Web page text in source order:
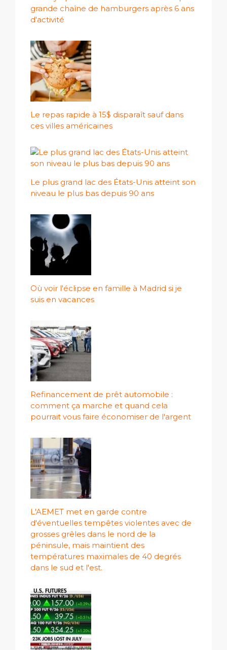
grande chaîne de hamburgers après 6 ans
d'activité
Le repas rapide à 15$ disparaît sauf dans
ces villes américaines
Le plus grand lac des États-Unis atteint son
niveau le plus bas depuis 90 ans
Où voir l'éclipse en famille à Madrid si je
suis en vacances
Refinancement de prêt automobile :
comment ça marche et quand cela
pourrait vous faire économiser de l'argent
L'AEMET met en garde contre
d'éventuelles tempêtes violentes avec de
grosses grêles dans le nord de la
péninsule, mais maintient des
températures maximales de 40 degrés
dans le sud et l'est.